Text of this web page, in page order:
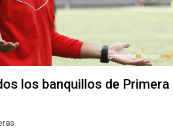
los banquillos de Primera